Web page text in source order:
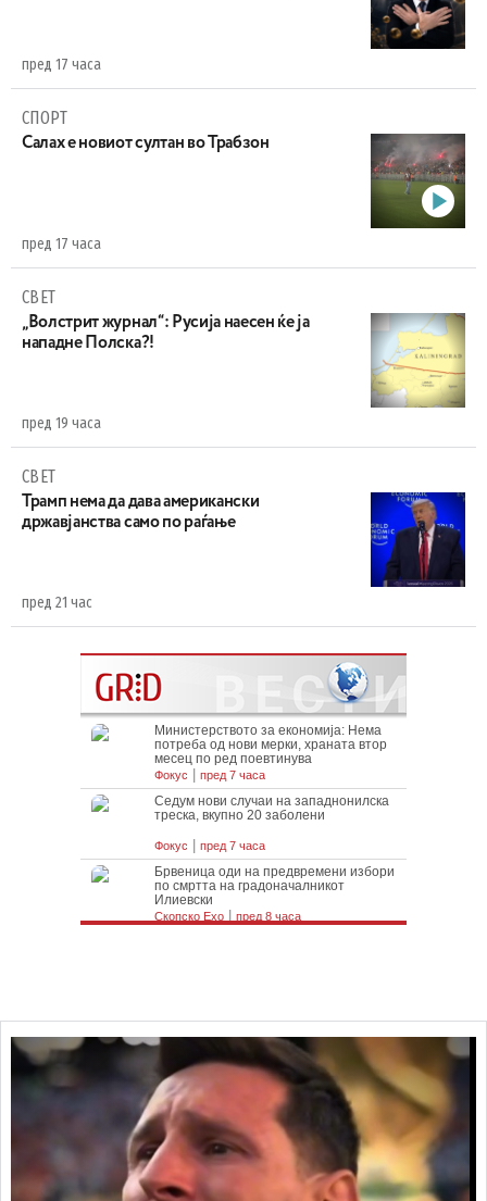
пред 17 часа
СПОРТ
Салах е новиот султан во Трабзон
пред 17 часа
СВЕТ
„Волстрит журнал“: Русија наесен ќе ја
нападне Полска?!
пред 19 часа
СВЕТ
Трамп нема да дава американски
државјанства само по раѓање
пред 21 час